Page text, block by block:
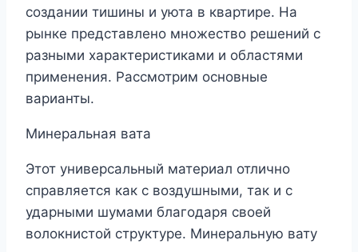
создании тишины и уюта в квартире. На
рынке представлено множество решений с
разными характеристиками и областями
применения. Рассмотрим основные
варианты.
Минеральная вата
Этот универсальный материал отлично
справляется как с воздушными, так и с
ударными шумами благодаря своей
волокнистой структуре. Минеральную вату